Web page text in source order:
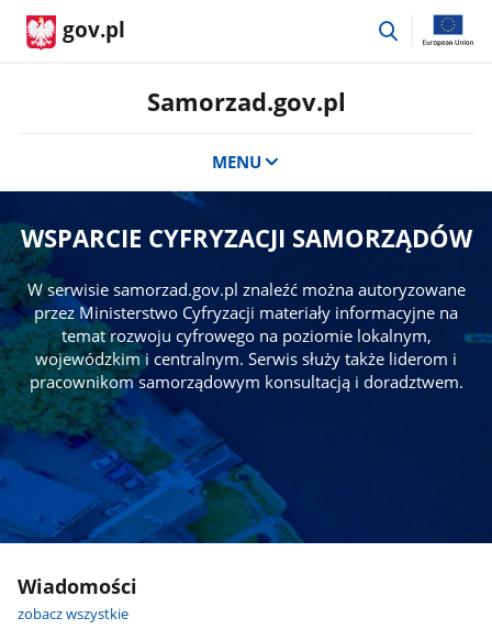
gov.pl
przejdź
Samorzad.gov.pl
MENU
WSPARCIE CYFRYZACJI SAMORZĄDÓW
W serwisie samorzad.gov.pl znaleźć można autoryzowane
przez Ministerstwo Cyfryzacji materiały informacyjne na
temat rozwoju cyfrowego na poziomie lokalnym,
wojewódzkim i centralnym. Serwis służy także liderom i
pracownikom samorządowym konsultacją i doradztwem.
Wiadomości
zobacz wszystkie